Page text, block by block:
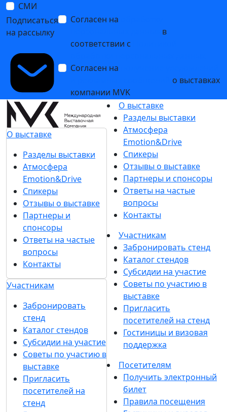
СМИ
Подписаться
на рассылку
Согласен на
в
соответствии с
Согласен на
о выставках
компании MVK
О выставке
Разделы выставки
Атмосфера
Emotion&Drive
Спикеры
Отзывы о выставке
Партнеры и
спонсоры
Ответы на частые
вопросы
Контакты
Участникам
Забронировать
стенд
Каталог стендов
Субсидии на участие
Советы по участию в
выставке
Пригласить
посетителей на
стенд
О выставке
Разделы выставки
Атмосфера
Emotion&Drive
Спикеры
Отзывы о выставке
Партнеры и спонсоры
Ответы на частые
вопросы
Контакты
Участникам
Забронировать стенд
Каталог стендов
Субсидии на участие
Советы по участию в
выставке
Пригласить
посетителей на стенд
Гостиницы и визовая
поддержка
Посетителям
Получить электронный
билет
Правила посещения